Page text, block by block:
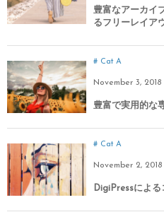
豊富なアーカイ
るフリーレイア
Cat A
November 3, 2018
豊富で実用的な
Cat A
November 2, 2018
DigiPressによ